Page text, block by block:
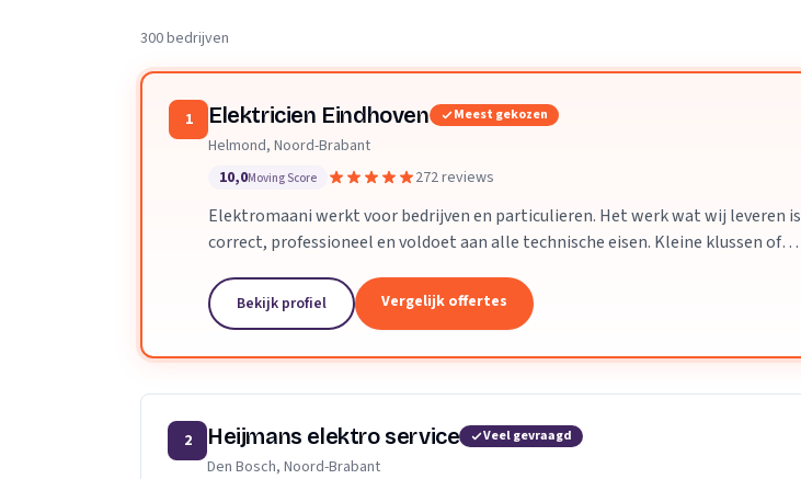
300 bedrijven
1 Elektricien Eindhoven Meest gekozen
Helmond, Noord-Brabant
10,0Moving Score 272 reviews
Elektromaani werkt voor bedrijven en particulieren. Het werk wat wij leveren is
correct, professioneel en voldoet aan alle technische eisen. Kleine klussen of
Bekijk profiel Vergelijk offertes
2 Heijmans elektro service Veel gevraagd
Den Bosch, Noord-Brabant